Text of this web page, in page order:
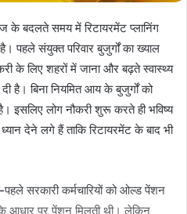
के बदलते समय में रिटायरमेंट प्लानिंग
पहले संयुक्त परिवार बुजुर्गों का ख्याल
के लिए शहरों में जाना और बढ़ते स्वास्थ्य
है। बिना नियमित आय के बुजुर्गों को
इसलिए लोग नौकरी शुरू करते ही भविष्य
देने लगे हैं ताकि रिटायरमेंट के बाद भी
पहले सरकारी कर्मचारियों को ओल्ड पेंशन
पर पेंशन मिलती थी। लेकिन